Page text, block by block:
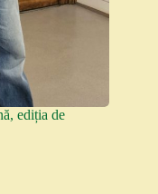
ediția de